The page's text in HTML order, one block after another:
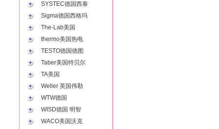
SYSTEC德国西泰
Sigma德国西格玛
The-Lab美国
thermo美国热电
TESTO德国德图
Taber美国特贝尔
TA美国
Weller 英国伟勒
WTW德国
WISD德国 明智
WACO美国沃克